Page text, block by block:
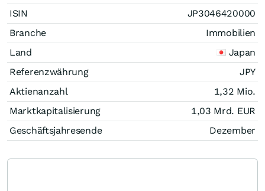
ISIN
JP3046420000
Branche
Immobilien
Land
Japan
Referenzwährung
JPY
Aktienanzahl
1,32 Mio.
Marktkapitalisierung
1,03 Mrd. EUR
Geschäftsjahresende
Dezember